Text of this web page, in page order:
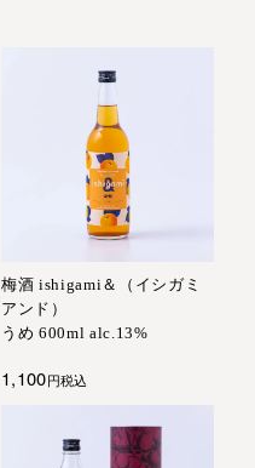
梅酒 ishigami＆（イシガミ
アンド）
うめ 600ml alc.13%
1,100 税込